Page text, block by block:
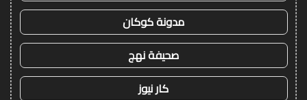
مدونة كوكان
صحيفة نهج
كار نيوز